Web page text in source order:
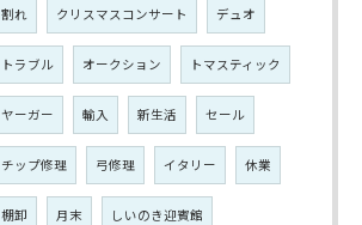
割れ クリスマスコンサート デュオ
トラブル オークション トマスティック
ヤーガー 輸入 新生活 セール
チップ修理 弓修理 イタリー 休業
棚卸 月末 しいのき迎賓館